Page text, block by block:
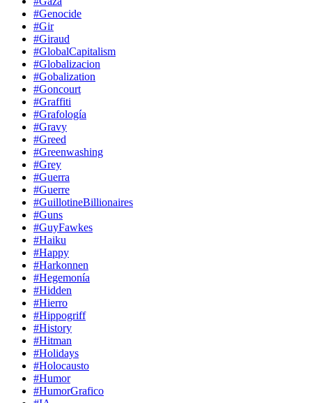
#Genocide
#Gir
#Giraud
#GlobalCapitalism
#Globalizacion
#Gobalization
#Goncourt
#Graffiti
#Grafología
#Gravy
#Greed
#Greenwashing
#Grey
#Guerra
#Guerre
#GuillotineBillionaires
#Guns
#GuyFawkes
#Haiku
#Happy
#Harkonnen
#Hegemonía
#Hidden
#Hierro
#Hippogriff
#History
#Hitman
#Holidays
#Holocausto
#Humor
#HumorGrafico